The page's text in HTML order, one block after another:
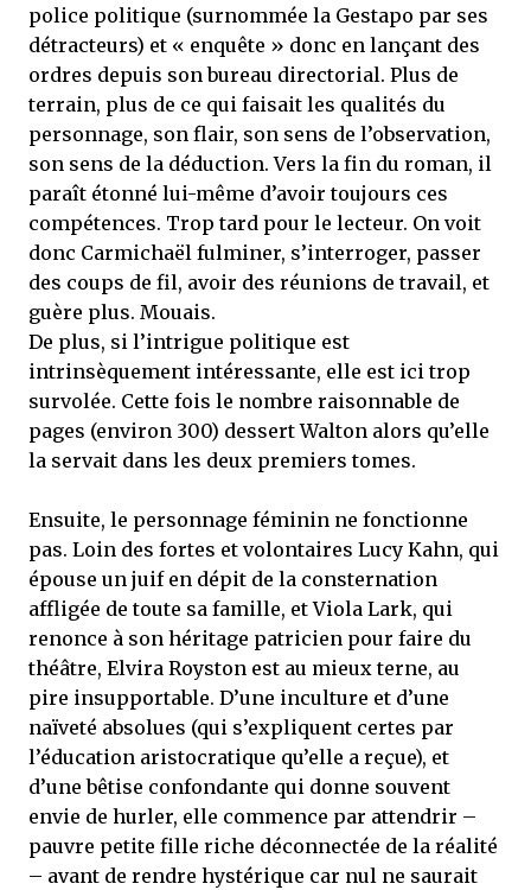
police politique (surnommée la Gestapo par ses
détracteurs) et « enquête » donc en lançant des
ordres depuis son bureau directorial. Plus de
terrain, plus de ce qui faisait les qualités du
personnage, son flair, son sens de l’observation,
son sens de la déduction. Vers la fin du roman, il
paraît étonné lui-même d’avoir toujours ces
compétences. Trop tard pour le lecteur. On voit
donc Carmichaël fulminer, s’interroger, passer
des coups de fil, avoir des réunions de travail, et
guère plus. Mouais.
De plus, si l’intrigue politique est
intrinsèquement intéressante, elle est ici trop
survolée. Cette fois le nombre raisonnable de
pages (environ 300) dessert Walton alors qu’elle
la servait dans les deux premiers tomes.
Ensuite, le personnage féminin ne fonctionne
pas. Loin des fortes et volontaires Lucy Kahn, qui
épouse un juif en dépit de la consternation
affligée de toute sa famille, et Viola Lark, qui
renonce à son héritage patricien pour faire du
théâtre, Elvira Royston est au mieux terne, au
pire insupportable. D’une inculture et d’une
naïveté absolues (qui s’expliquent certes par
l’éducation aristocratique qu’elle a reçue), et
d’une bêtise confondante qui donne souvent
envie de hurler, elle commence par attendrir –
pauvre petite fille riche déconnectée de la réalité
– avant de rendre hystérique car nul ne saurait